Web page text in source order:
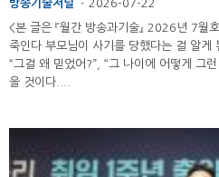
방송기술저널 - 2026-07-22
<본 글은 『월간 방송과기술』 2026년 7월
죽인다 부모님이 사기를 당했다는 걸 알게
“그걸 왜 믿었어?”, “그 나이에 어떻게 그
을 것이다....